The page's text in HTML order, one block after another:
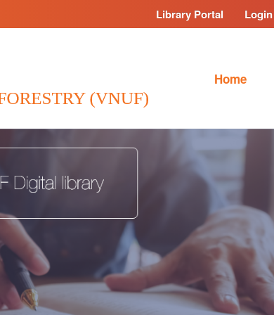
Library Portal Login
Home